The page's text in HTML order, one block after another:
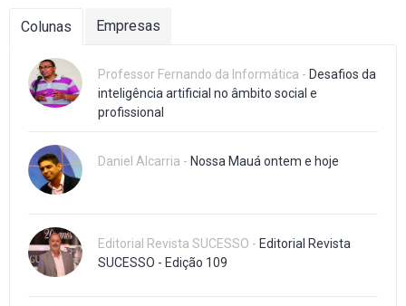
Colunas Empresas
Professor Fernando da Informática - Desafios da
inteligência artificial no âmbito social e
profissional
Daniel Alcarria - Nossa Mauá ontem e hoje
Editorial Revista SUCESSO - Editorial Revista
SUCESSO - Edição 109